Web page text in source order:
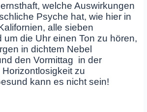
welche Auswirkungen
Psyche hat, wie hier in
alle sieben
um die Uhr einen Ton zu hören,
in dichtem Nebel
den Vormittag in der
zu
kann es nicht sein!